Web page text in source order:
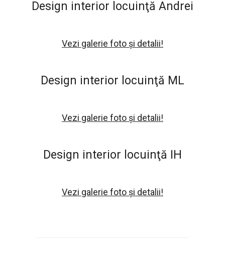
Design interior locuinţă Andrei
Vezi galerie foto și detalii!
Design interior locuinţă ML
Vezi galerie foto și detalii!
Design interior locuinţă IH
Vezi galerie foto și detalii!